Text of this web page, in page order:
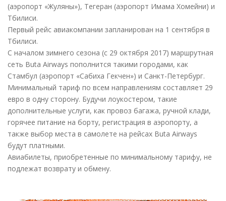
(аэропорт «Жуляны»), Тегеран (аэропорт Имама Хомейни) и
Тбилиси.
Первый рейс авиакомпании запланирован на 1 сентября в
Тбилиси.
С началом зимнего сезона (с 29 октября 2017) маршрутная
сеть Buta Airways пополнится такими городами, как
Стамбул (аэропорт «Сабиха Гекчен») и Санкт-Петербург.
Минимальный тариф по всем направлениям составляет 29
евро в одну сторону. Будучи лоукостером, такие
дополнительные услуги, как провоз багажа, ручной клади,
горячее питание на борту, регистрация в аэропорту, а
также выбор места в самолете на рейсах Buta Airways
будут платными.
Авиабилеты, приобретенные по минимальному тарифу, не
подлежат возврату и обмену.